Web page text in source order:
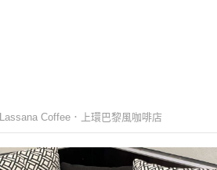
Lassana Coffee．上環巴黎風咖啡店